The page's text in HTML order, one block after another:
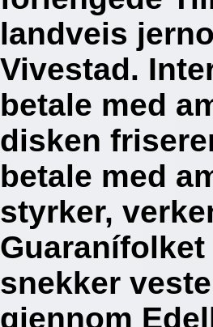
landveis
Vivestad.
betale med
disken
betale med
styrker,
snekker
gjennom